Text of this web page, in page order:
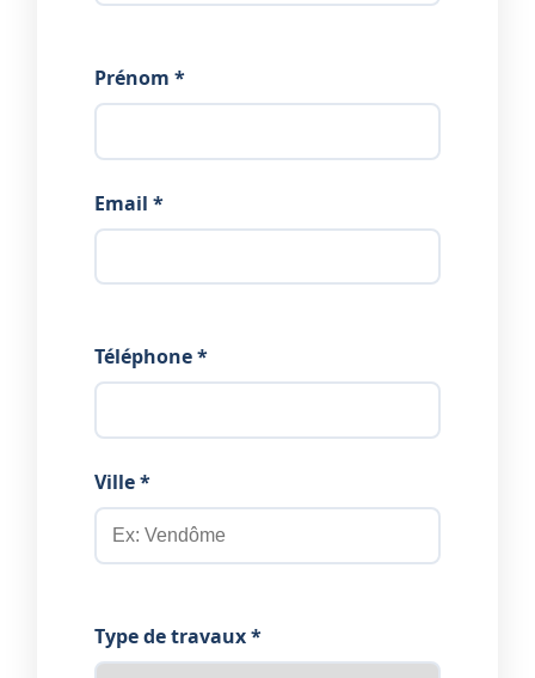
Prénom *
Email *
Téléphone *
Ville *
Type de travaux *